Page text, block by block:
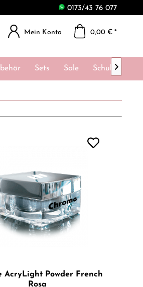
0173/43 76 077
Mein Konto 0,00 € *
Sets Sale Schulungen

AcryLight Powder French
Rosa